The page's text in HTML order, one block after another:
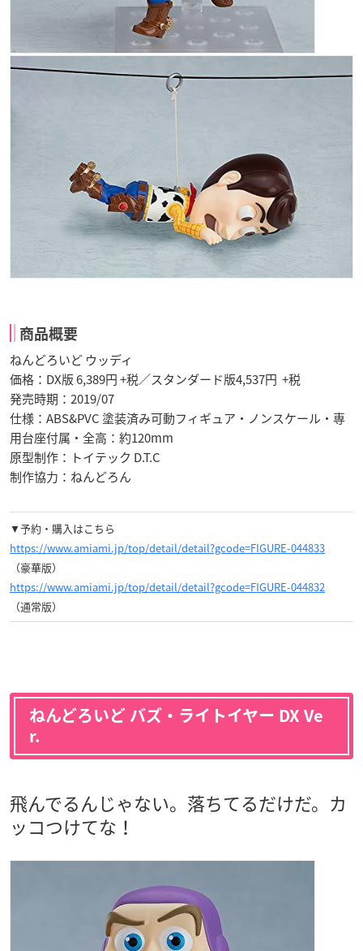
商品概要
ねんどろいど ウッディ
価格：DX版 6,389円 +税／スタンダード版4,537円 +税
発売時期：2019/07
仕様：ABS&PVC 塗装済み可動フィギュア・ノンスケール・専
用台座付属・全高：約120mm
原型制作：トイテック D.T.C
制作協力：ねんどろん
▼予約・購入はこちら
https://www.amiami.jp/top/detail/detail?gcode=FIGURE-044833
（豪華版）
https://www.amiami.jp/top/detail/detail?gcode=FIGURE-044832
（通常版）
ねんどろいど バズ・ライトイヤー DX Ve
r.
飛んでるんじゃない。落ちてるだけだ。カ
ッコつけてな！